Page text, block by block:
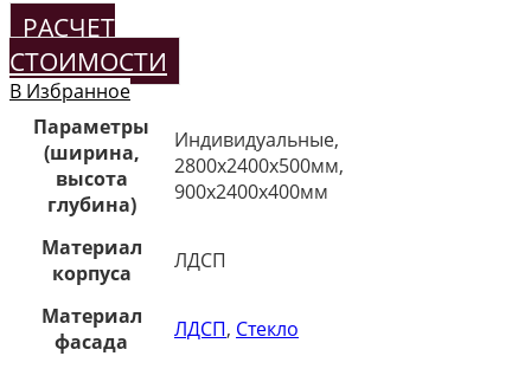
РАСЧЕТ
СТОИМОСТИ
В Избранное
Параметры
(ширина,
высота
глубина)
Индивидуальные,
2800х2400х500мм,
900х2400х400мм
Материал
корпуса
ЛДСП
Материал
фасада
ЛДСП, Стекло